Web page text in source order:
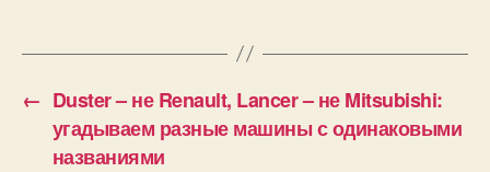
← Duster – не Renault, Lancer – не Mitsubishi:
угадываем разные машины с одинаковыми
названиями